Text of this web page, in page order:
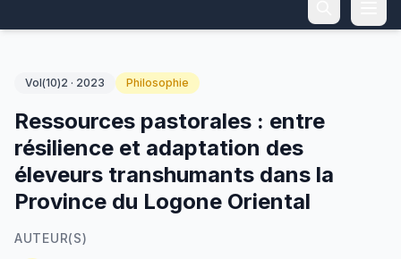
Vol(10)2 · 2023 Philosophie
Ressources pastorales : entre
résilience et adaptation des
éleveurs transhumants dans la
Province du Logone Oriental
AUTEUR(S)